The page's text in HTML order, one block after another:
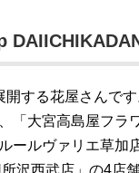
DAIICHIKADAN
開する花屋さんで
「大宮高島屋フラ
ールヴァリエ草加
所沢西武店」の4店